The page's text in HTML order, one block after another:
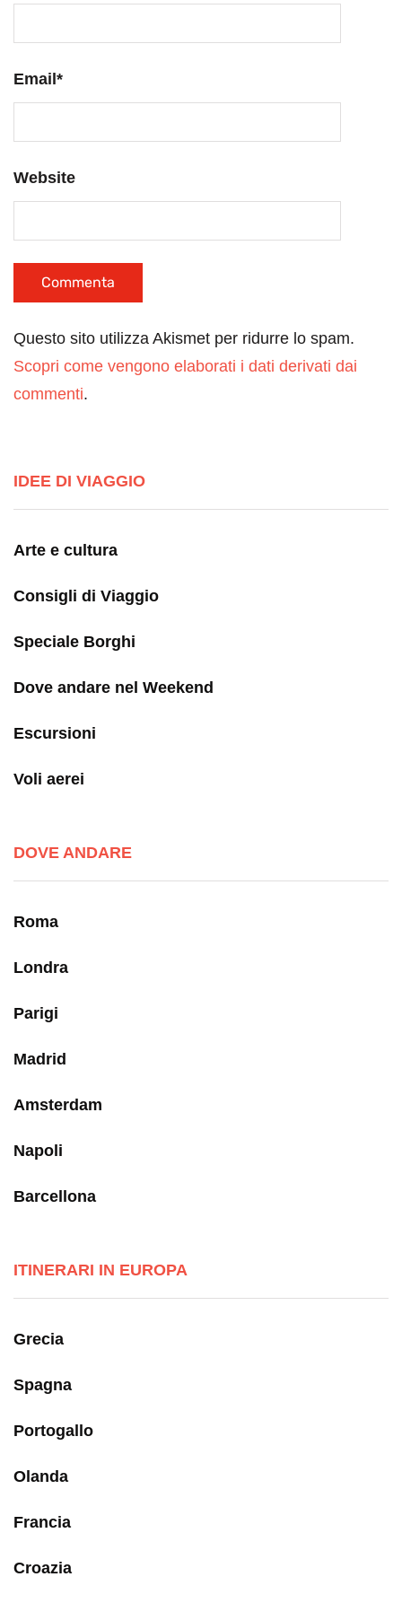
Email*
Website
Questo sito utilizza Akismet per ridurre lo spam.
Scopri come vengono elaborati i dati derivati dai
commenti.
IDEE DI VIAGGIO
Arte e cultura
Consigli di Viaggio
Speciale Borghi
Dove andare nel Weekend
Escursioni
Voli aerei
DOVE ANDARE
Roma
Londra
Parigi
Madrid
Amsterdam
Napoli
Barcellona
ITINERARI IN EUROPA
Grecia
Spagna
Portogallo
Olanda
Francia
Croazia